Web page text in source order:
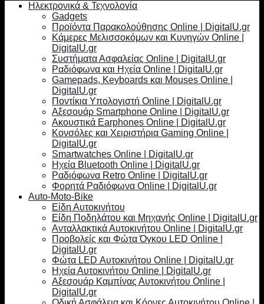
Ηλεκτρονικά & Τεχνολογία
Gadgets
Προϊόντα Παρακολούθησης Online | DigitalU.gr
Κάμερες Μελισσοκόμων και Κυνηγών Online |
DigitalU.gr
Συστήματα Ασφαλείας Online | DigitalU.gr
Ραδιόφωνα και Ηχεία Online | DigitalU.gr
Gamepads, Keyboards και Mouses Online |
DigitalU.gr
Ποντίκια Υπολογιστή Online | DigitalU.gr
Αξεσουάρ Smartphone Online | DigitalU.gr
Ακουστικά Earphones Online | DigitalU.gr
Κονσόλες και Χειριστήρια Gaming Online |
DigitalU.gr
Smartwatches Online | DigitalU.gr
Ηχεία Bluetooth Online | DigitalU.gr
Ραδιόφωνα Retro Online | DigitalU.gr
Φορητά Ραδιόφωνα Online | DigitalU.gr
Auto-Moto-Bike
Είδη Αυτοκινήτου
Είδη Ποδηλάτου και Μηχανής Online | DigitalU.gr
Ανταλλακτικά Αυτοκινήτου Online | DigitalU.gr
Προβολείς και Φώτα Όγκου LED Online |
DigitalU.gr
Φώτα LED Αυτοκινήτου Online | DigitalU.gr
Ηχεία Αυτοκινήτου Online | DigitalU.gr
Αξεσουάρ Καμπίνας Αυτοκινήτου Online |
DigitalU.gr